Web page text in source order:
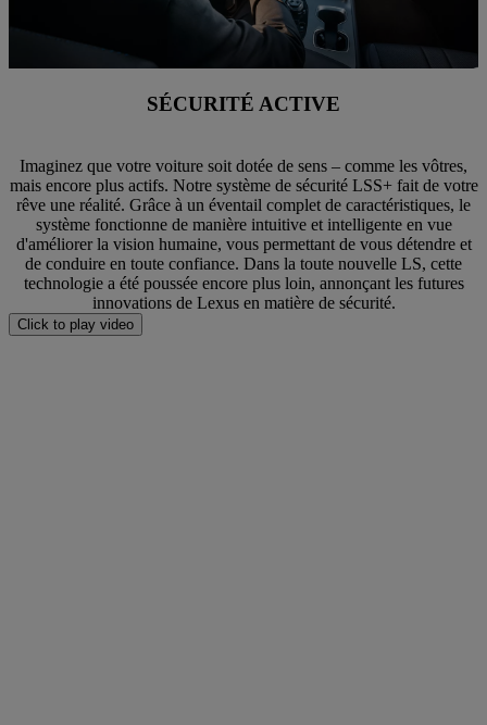
SÉCURITÉ ACTIVE
Imaginez que votre voiture soit dotée de sens – comme les vôtres,
mais encore plus actifs. Notre système de sécurité LSS+ fait de votre
rêve une réalité. Grâce à un éventail complet de caractéristiques, le
système fonctionne de manière intuitive et intelligente en vue
d'améliorer la vision humaine, vous permettant de vous détendre et
de conduire en toute confiance. Dans la toute nouvelle LS, cette
technologie a été poussée encore plus loin, annonçant les futures
innovations de Lexus en matière de sécurité.
Click to play video